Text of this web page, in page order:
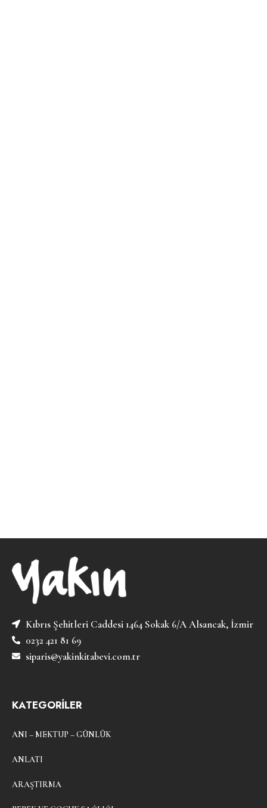
Kıbrıs Şehitleri Caddesi 1464 Sokak 6/A Alsancak, İzmir
0232 421 81 69
siparis@yakinkitabevi.com.tr
KATEGORİLER
ANI – MEKTUP – GÜNLÜK
ANLATI
ARAŞTIRMA